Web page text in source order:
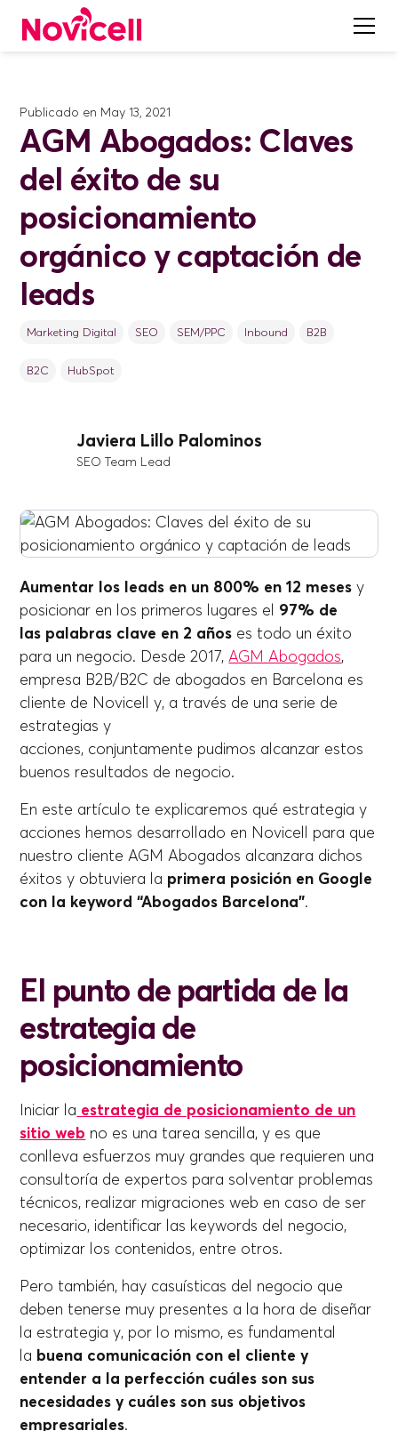
Publicado en May 13, 2021
AGM Abogados: Claves
del éxito de su
posicionamiento
orgánico y captación de
leads
Marketing Digital SEO SEM/PPC Inbound B2B
B2C HubSpot
Javiera Lillo Palominos
SEO Team Lead
Aumentar los leads en un 800% en 12 meses y
posicionar en los primeros lugares el 97% de
las palabras clave en 2 años es todo un éxito
para un negocio. Desde 2017,AGM Abogados,
empresa B2B/B2C de abogados en Barcelona es
cliente de Novicell y, a través de una serie de
estrategias y
acciones, conjuntamente pudimos alcanzar estos
buenos resultados de negocio.
En este artículo te explicaremos qué estrategia y
acciones hemos desarrollado en Novicell para que
nuestro cliente AGM Abogados alcanzara dichos
éxitos y obtuviera la primera posición en Google
con la keyword “Abogados Barcelona”.
El punto de partida de la
estrategia de
posicionamiento
Iniciar la estrategia de posicionamiento de un
sitio web no es una tarea sencilla, y es que
conlleva esfuerzos muy grandes que requieren una
consultoría de expertos para solventar problemas
técnicos, realizar migraciones web en caso de ser
necesario, identificar las keywords del negocio,
optimizar los contenidos, entre otros.
Pero también, hay casuísticas del negocio que
deben tenerse muy presentes a la hora de diseñar
la estrategia y, por lo mismo, es fundamental
la buena comunicación con el cliente y
entender a la perfección cuáles son sus
necesidades y cuáles son sus objetivos
empresariales.